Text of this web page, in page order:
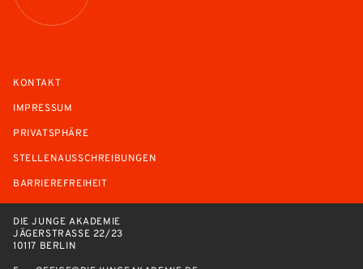
KONTAKT
IMPRESSUM
PRIVATSPHÄRE
STELLENAUSSCHREIBUNGEN
BARRIEREFREIHEIT
DIE JUNGE AKADEMIE
JÄGERSTRASSE 22/23
10117 BERLIN